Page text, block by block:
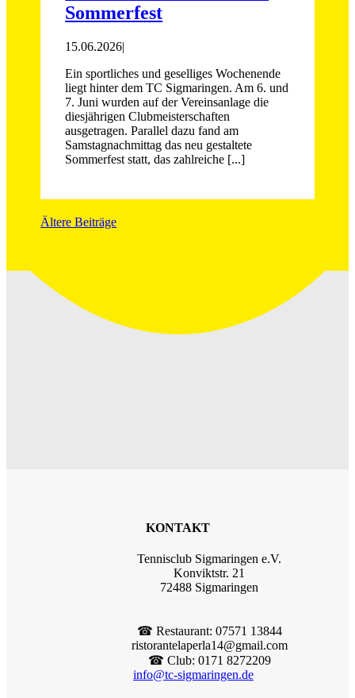
Sommerfest
15.06.2026|
Ein sportliches und geselliges Wochenende
liegt hinter dem TC Sigmaringen. Am 6. und
7. Juni wurden auf der Vereinsanlage die
diesjährigen Clubmeisterschaften
ausgetragen. Parallel dazu fand am
Samstagnachmittag das neu gestaltete
Sommerfest statt, das zahlreiche [...]
Ältere Beiträge
KONTAKT
Tennisclub Sigmaringen e.V.
Konviktstr. 21
72488 Sigmaringen
☎︎ Restaurant: 07571 13844
ristorantelaperla14@gmail.com
☎︎ Club: 0171 8272209
info@tc-sigmaringen.de